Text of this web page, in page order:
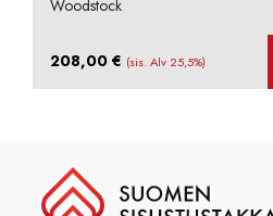
Woodstock
208,00 € (sis. Alv 25,5%)